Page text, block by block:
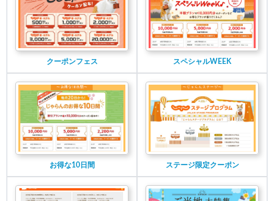
クーポンフェス スペシャルWEEK
お得な10日間 ステージ限定クーポン